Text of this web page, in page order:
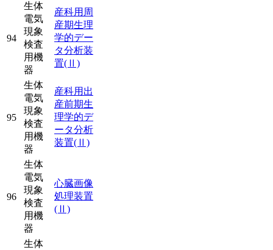
94
生体
電気
現象
検査
用機
器
産科用周
産期生理
学的デー
タ分析装
置(Ⅱ)
95
生体
電気
現象
検査
用機
器
産科用出
産前期生
理学的デ
ータ分析
装置(Ⅱ)
96
生体
電気
現象
検査
用機
器
心臓画像
処理装置
(Ⅱ)
生体